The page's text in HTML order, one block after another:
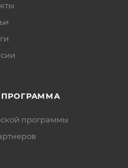
ПРОГРАММА
программы